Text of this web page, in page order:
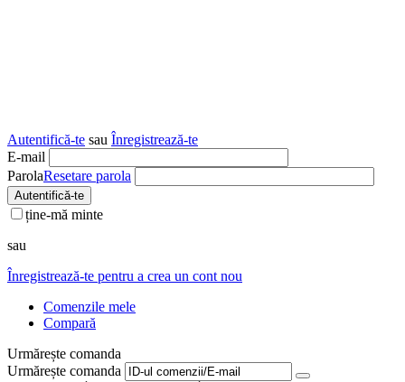
Autentifică-te sau Înregistrează-te
E-mail
ParolaResetare parola
Autentifică-te
ține-mă minte
sau
Înregistrează-te pentru a crea un cont nou
Comenzile mele
Compară
Urmărește comanda
Urmărește comanda